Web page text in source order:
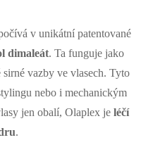
v unikátní patentované
dimaleát. Ta funguje jako
vazby ve vlasech. Tyto
nebo i mechanickým
jen obalí, Olaplex je léčí
.